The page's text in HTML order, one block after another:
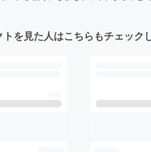
トを見た人はこちらもチェック